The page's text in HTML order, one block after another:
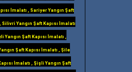
İmalatı , Sariyer Yangın Şaft
Silivri Yangın Şaft Kapısı İmalatı
Yangın Şaft Kapısı İmalatı ,
Şaft Kapısı İmalatı , Şile
İmalatı , Şişli Yangın Şaft